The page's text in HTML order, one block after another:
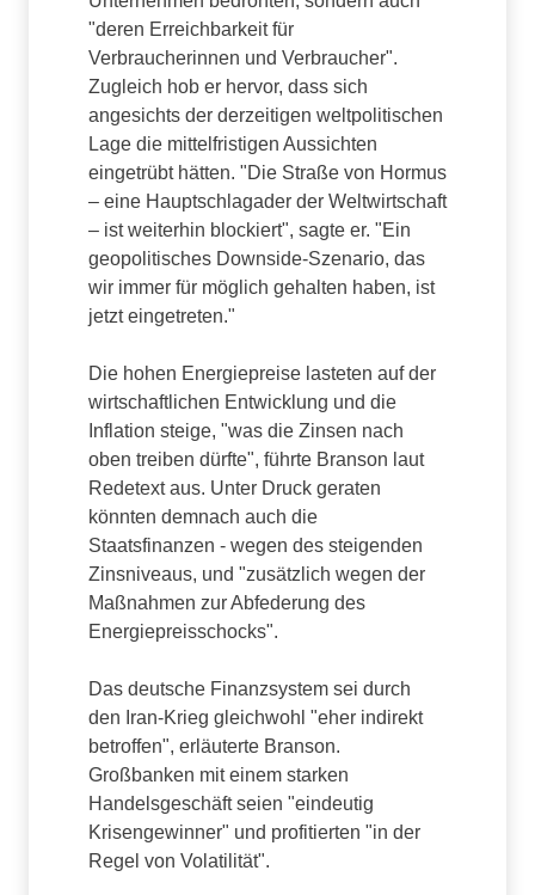
"deren Erreichbarkeit für
Verbraucherinnen und Verbraucher".
Zugleich hob er hervor, dass sich
angesichts der derzeitigen weltpolitischen
Lage die mittelfristigen Aussichten
eingetrübt hätten. "Die Straße von Hormus
– eine Hauptschlagader der Weltwirtschaft
– ist weiterhin blockiert", sagte er. "Ein
geopolitisches Downside-Szenario, das
wir immer für möglich gehalten haben, ist
jetzt eingetreten."
Die hohen Energiepreise lasteten auf der
wirtschaftlichen Entwicklung und die
Inflation steige, "was die Zinsen nach
oben treiben dürfte", führte Branson laut
Redetext aus. Unter Druck geraten
könnten demnach auch die
Staatsfinanzen - wegen des steigenden
Zinsniveaus, und "zusätzlich wegen der
Maßnahmen zur Abfederung des
Energiepreisschocks".
Das deutsche Finanzsystem sei durch
den Iran-Krieg gleichwohl "eher indirekt
betroffen", erläuterte Branson.
Großbanken mit einem starken
Handelsgeschäft seien "eindeutig
Krisengewinner" und profitierten "in der
Regel von Volatilität".